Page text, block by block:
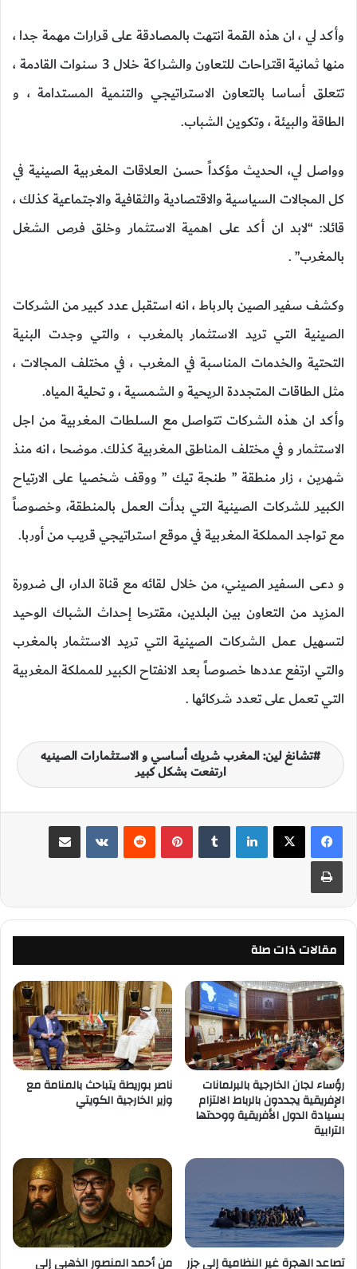
وأكد لي ، ان هذه القمة انتهت بالمصادقة على قرارات مهمة جدا ،
منها ثمانية اقتراحات للتعاون والشراكة خلال 3 سنوات القادمة ،
تتعلق أساسا بالتعاون الاستراتيجي والتنمية المستدامة ، و
الطاقة والبيئة ، وتكوين الشباب.
وواصل لي، الحديث مؤكداً حسن العلاقات المغربية الصينية في
كل المجالات السياسية والاقتصادية والثقافية والاجتماعية كذلك ،
قائلا: “لابد ان أكد على اهمية الاستثمار وخلق فرص الشغل
بالمغرب” .
وكشف سفير الصين بالرباط ، انه استقبل عدد كبير من الشركات
الصينية التي تريد الاستثمار بالمغرب ، والتي وجدت البنية
التحتية والخدمات المناسبة في المغرب ، في مختلف المجالات ،
مثل الطاقات المتجددة الريحية و الشمسية ، و تحلية المياه.
وأكد ان هذه الشركات تتواصل مع السلطات المغربية من اجل
الاستثمار و في مختلف المناطق المغربية كذلك. موضحا ، انه منذ
شهرين ، زار منطقة ” طنجة تيك ” ووقف شخصيا على الارتياح
الكبير للشركات الصينية التي بدأت العمل بالمنطقة، وخصوصاً
مع تواجد المملكة المغربية في موقع استراتيجي قريب من أوربا.
و دعى السفير الصيني، من خلال لقائه مع قناة الدار، الى ضرورة
المزيد من التعاون بين البلدين، مقترحا إحداث الشباك الوحيد
لتسهيل عمل الشركات الصينية التي تريد الاستثمار بالمغرب
والتي ارتفع عددها خصوصاً بعد الانفتاح الكبير للمملكة المغربية
التي تعمل على تعدد شركائها .
تشانغ لين: المغرب شريك أساسي و الاستثمارات الصينيه
ارتفعت بشكل كبير
لينكدإن بينتيريست
مقالات ذات صلة
رؤساء لجان الخارجية بالبرلمانات
الإفريقية يجددون بالرباط الالتزام
بسيادة الدول الأفريقية ووحدتها
الترابية
ناصر بوريطة يتباحث بالمنامة مع
وزير الخارجية الكويتي
تصاعد الهجرة غير النظامية إلى جزر من أحمد المنصور الذهبي إلى